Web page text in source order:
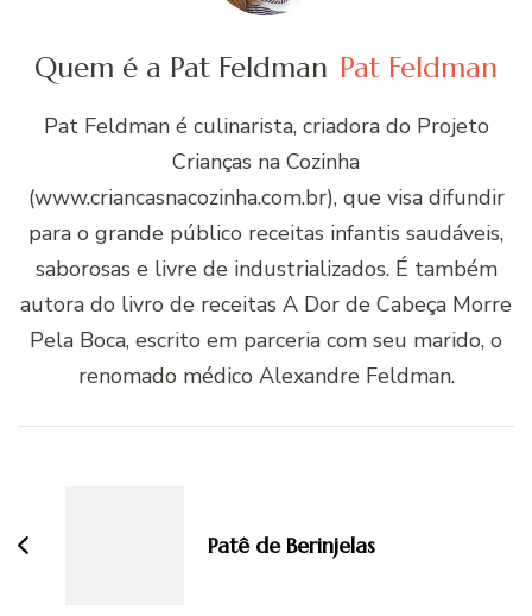
Quem é a Pat Feldman Pat Feldman
Pat Feldman é culinarista, criadora do Projeto
Crianças na Cozinha
(www.criancasnacozinha.com.br), que visa difundir
para o grande público receitas infantis saudáveis,
saborosas e livre de industrializados. É também
autora do livro de receitas A Dor de Cabeça Morre
Pela Boca, escrito em parceria com seu marido, o
renomado médico Alexandre Feldman.
Patê de Berinjelas